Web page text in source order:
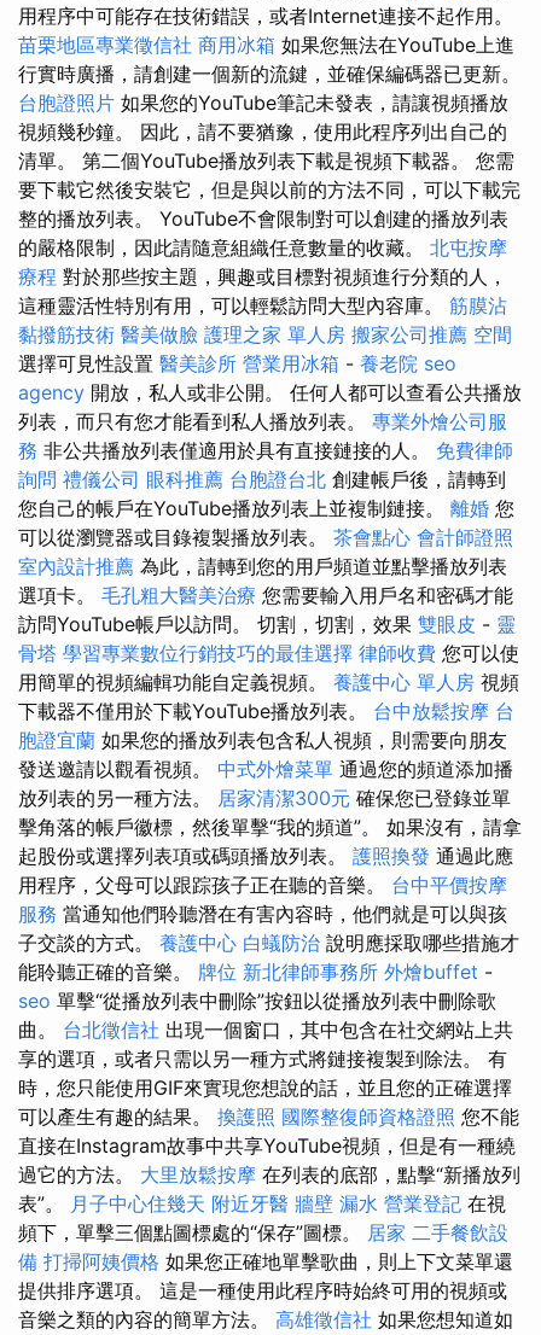
用程序中可能存在技術錯誤，或者Internet連接不起作用。
苗栗地區專業徵信社 商用冰箱 如果您無法在YouTube上進
行實時廣播，請創建一個新的流鍵，並確保編碼器已更新。
台胞證照片 如果您的YouTube筆記未發表，請讓視頻播放
視頻幾秒鐘。 因此，請不要猶豫，使用此程序列出自己的
清單。 第二個YouTube播放列表下載是視頻下載器。 您需
要下載它然後安裝它，但是與以前的方法不同，可以下載完
整的播放列表。 YouTube不會限制對可以創建的播放列表
的嚴格限制，因此請隨意組織任意數量的收藏。 北屯按摩
療程 對於那些按主題，興趣或目標對視頻進行分類的人，
這種靈活性特別有用，可以輕鬆訪問大型內容庫。 筋膜沾
黏撥筋技術 醫美做臉 護理之家 單人房 搬家公司推薦 空間
選擇可見性設置 醫美診所 營業用冰箱 - 養老院 seo
agency 開放，私人或非公開。 任何人都可以查看公共播放
列表，而只有您才能看到私人播放列表。 專業外燴公司服
務 非公共播放列表僅適用於具有直接鏈接的人。 免費律師
詢問 禮儀公司 眼科推薦 台胞證台北 創建帳戶後，請轉到
您自己的帳戶在YouTube播放列表上並複制鏈接。 離婚 您
可以從瀏覽器或目錄複製播放列表。 茶會點心 會計師證照
室內設計推薦 為此，請轉到您的用戶頻道並點擊播放列表
選項卡。 毛孔粗大醫美治療 您需要輸入用戶名和密碼才能
訪問YouTube帳戶以訪問。 切割，切割，效果 雙眼皮 - 靈
骨塔 學習專業數位行銷技巧的最佳選擇 律師收費 您可以使
用簡單的視頻編輯功能自定義視頻。 養護中心 單人房 視頻
下載器不僅用於下載YouTube播放列表。 台中放鬆按摩 台
胞證宜蘭 如果您的播放列表包含私人視頻，則需要向朋友
發送邀請以觀看視頻。 中式外燴菜單 通過您的頻道添加播
放列表的另一種方法。 居家清潔300元 確保您已登錄並單
擊角落的帳戶徽標，然後單擊“我的頻道”。 如果沒有，請拿
起股份或選擇列表項或碼頭播放列表。 護照換發 通過此應
用程序，父母可以跟踪孩子正在聽的音樂。 台中平價按摩
服務 當通知他們聆聽潛在有害內容時，他們就是可以與孩
子交談的方式。 養護中心 白蟻防治 說明應採取哪些措施才
能聆聽正確的音樂。 牌位 新北律師事務所 外燴buffet -
seo 單擊“從播放列表中刪除”按鈕以從播放列表中刪除歌
曲。 台北徵信社 出現一個窗口，其中包含在社交網站上共
享的選項，或者只需以另一種方式將鏈接複製到除法。 有
時，您只能使用GIF來實現您想說的話，並且您的正確選擇
可以產生有趣的結果。 換護照 國際整復師資格證照 您不能
直接在Instagram故事中共享YouTube視頻，但是有一種繞
過它的方法。 大里放鬆按摩 在列表的底部，點擊“新播放列
表”。 月子中心住幾天 附近牙醫 牆壁 漏水 營業登記 在視
頻下，單擊三個點圖標處的“保存”圖標。 居家 二手餐飲設
備 打掃阿姨價格 如果您正確地單擊歌曲，則上下文菜單還
提供排序選項。 這是一種使用此程序時始終可用的視頻或
音樂之類的內容的簡單方法。 高雄徵信社 如果您想知道如